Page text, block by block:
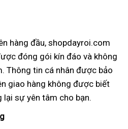
hàng đầu, shopdayroi.com
đóng gói kín đáo và không
Thông tin cá nhân được bảo
giao hàng không được biết
lại sự yên tâm cho bạn.